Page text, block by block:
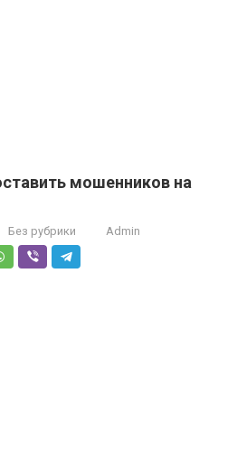
мошенников на
Без рубрики Admin